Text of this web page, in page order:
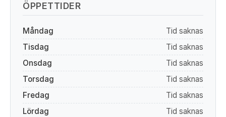
ÖPPETTIDER
Måndag
Tid saknas
Tisdag
Tid saknas
Onsdag
Tid saknas
Torsdag
Tid saknas
Fredag
Tid saknas
Lördag
Tid saknas